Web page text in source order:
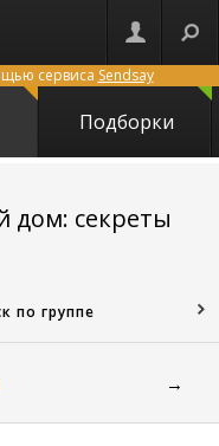
сервиса Sendsay
Подборки
дом: секреты
по группе
→